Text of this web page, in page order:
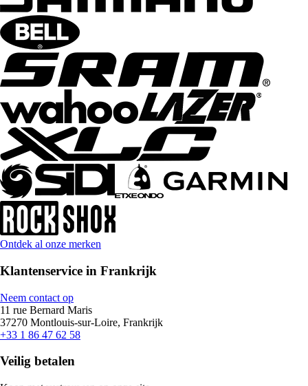
Ontdek al onze merken
Klantenservice in Frankrijk
Neem contact op
11 rue Bernard Maris
37270 Montlouis-sur-Loire, Frankrijk
+33 1 86 47 62 58
Veilig betalen